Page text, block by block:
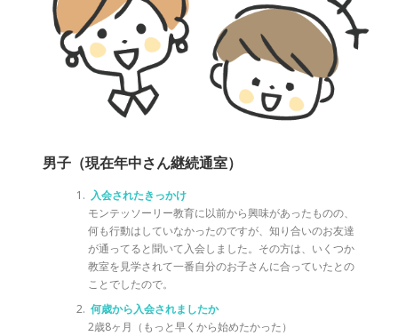
男子（現在年中さん継続通室）
入会されたきっかけ
モンテッソーリー教育に以前から興味があったものの、
何も行動はしていなかったのですが、知り合いのお友達
が通ってると聞いて入会しました。その方は、いくつか
教室を見学されて一番自分のお子さんに合っていたとの
ことでしたので。
何歳から入会されましたか
2歳8ヶ月（もっと早くから始めたかった）